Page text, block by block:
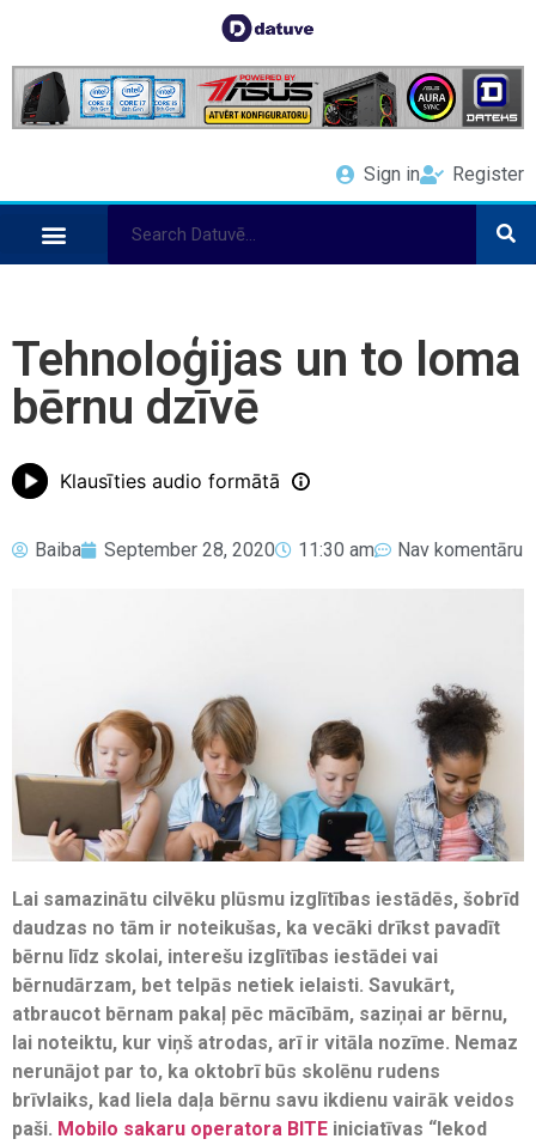
Sign in Register
Tehnoloģijas un to loma
bērnu dzīvē
Klausīties audio formātā
Baiba September 28, 2020 11:30 am Nav komentāru
Lai samazinātu cilvēku plūsmu izglītības iestādēs, šobrīd
daudzas no tām ir noteikušas, ka vecāki drīkst pavadīt
bērnu līdz skolai, interešu izglītības iestādei vai
bērnudārzam, bet telpās netiek ielaisti. Savukārt,
atbraucot bērnam pakaļ pēc mācībām, saziņai ar bērnu,
lai noteiktu, kur viņš atrodas, arī ir vitāla nozīme. Nemaz
nerunājot par to, ka oktobrī būs skolēnu rudens
brīvlaiks, kad liela daļa bērnu savu ikdienu vairāk veidos
paši. Mobilo sakaru operatora BITE iniciatīvas “Iekod